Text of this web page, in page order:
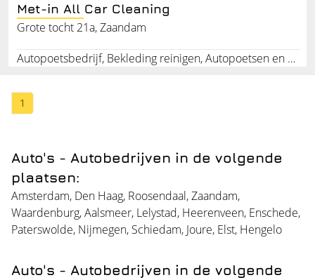
Met-in All Car Cleaning
Grote tocht 21a, Zaandam
Autopoetsbedrijf, Bekleding reinigen, Autopoetsen en Polysten, Rookluchtverwijderen, Ozonbehandeling
1
Auto's - Autobedrijven in de volgende
plaatsen:
Amsterdam, Den Haag, Roosendaal,Zaandam,
Waardenburg,Aalsmeer, Lelystad, Heerenveen, Enschede,
Paterswolde, Nijmegen, Schiedam, Joure, Elst, Hengelo
Auto's - Autobedrijven in de volgende